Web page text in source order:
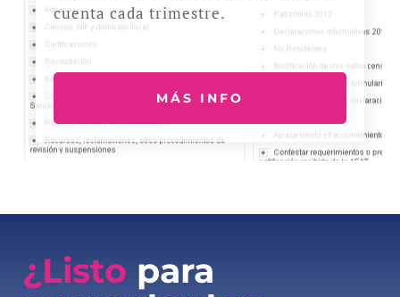
cuenta cada trimestre.
MÁS INFO
¿Listo para